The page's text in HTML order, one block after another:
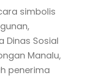
simbolis
Dinas Sosial
Manalu,
penerima